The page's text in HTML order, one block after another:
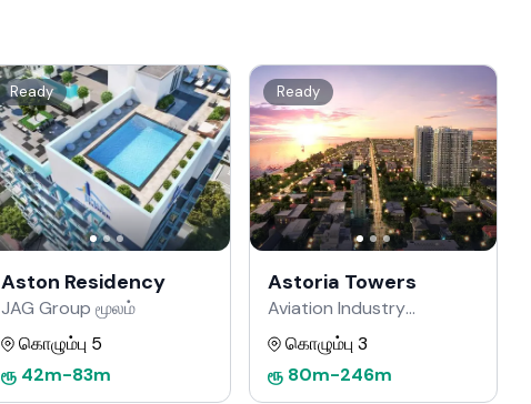
Ready
Aston Residency
JAG Group மூலம்
கொழும்பு 5
ரூ 42m-83m
Ready
Astoria Towers
Aviation Industry
Corporation of China
கொழும்பு 3
ரூ 80m-246m